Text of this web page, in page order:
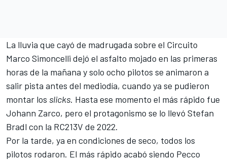
La lluvia que cayó de madrugada sobre el Circuito
Marco Simoncelli dejó el asfalto mojado en las primeras
horas de la mañana y solo ocho pilotos se animaron a
salir pista antes del mediodía, cuando ya se pudieron
montar los slicks. Hasta ese momento el más rápido fue
Johann Zarco, pero el protagonismo se lo llevó Stefan
Bradl con la RC213V de 2022.
Por la tarde, ya en condiciones de seco, todos los
pilotos rodaron. El más rápido acabó siendo Pecco